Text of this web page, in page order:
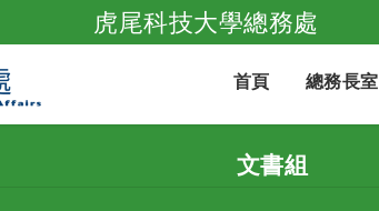
虎尾科技大學總務處
跳到主要內容
首頁
總務長室
文書組